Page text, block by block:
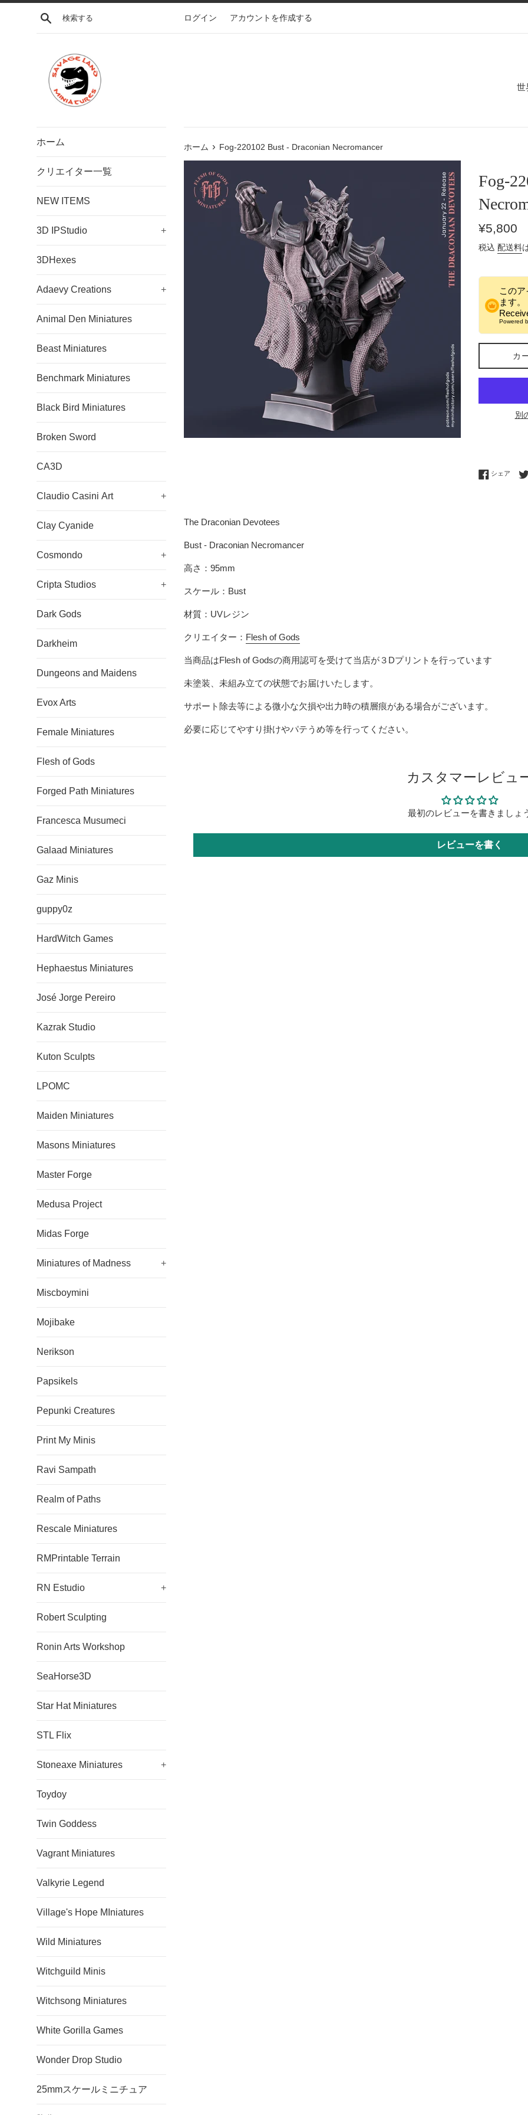
コ
検索する ログイン アカウントを作成する
世
ホーム
クリエイター一覧
NEW ITEMS
3D IPStudio +
3DHexes
Adaevy Creations +
Animal Den Miniatures
Beast Miniatures
Benchmark Miniatures
Black Bird Miniatures
Broken Sword
CA3D
Claudio Casini Art +
Clay Cyanide
Cosmondo +
Cripta Studios +
Dark Gods
Darkheim
Dungeons and Maidens
Evox Arts
Female Miniatures
Flesh of Gods
Forged Path Miniatures
Francesca Musumeci
Galaad Miniatures
Gaz Minis
guppy0z
HardWitch Games
Hephaestus Miniatures
José Jorge Pereiro
Kazrak Studio
Kuton Sculpts
LPOMC
Maiden Miniatures
Masons Miniatures
Master Forge
Medusa Project
Midas Forge
Miniatures of Madness +
Miscboymini
Mojibake
Nerikson
Papsikels
Pepunki Creatures
Print My Minis
Ravi Sampath
Realm of Paths
Rescale Miniatures
RMPrintable Terrain
RN Estudio +
Robert Sculpting
Ronin Arts Workshop
SeaHorse3D
Star Hat Miniatures
STL Flix
Stoneaxe Miniatures +
Toydoy
Twin Goddess
Vagrant Miniatures
Valkyrie Legend
Village's Hope MIniatures
Wild Miniatures
Witchguild Minis
Witchsong Miniatures
White Gorilla Games
Wonder Drop Studio
25mmスケールミニチュア
ホーム › Fog-220102 Bust - Draconian Necromancer
Fog-
通
価
¥5,800
税込 配送料
この
ます。
Powered
カ
別
シェア
The Draconian Devotees
Bust - Draconian Necromancer
高さ：95mm
スケール：Bust
材質：UVレジン
クリエイター： Flesh of Gods
当商品はFlesh of Godsの商用認可を受けて当店が３Dプリントを行っています
未塗装、未組み立ての状態でお届けいたします。
サポート除去等による微小な欠損や出力時の積層痕がある場合がございます。
必要に応じてやすり掛けやパテうめ等を行ってください。
カスタマーレビュ
最初のレビューを書きましょ
レビューを書く